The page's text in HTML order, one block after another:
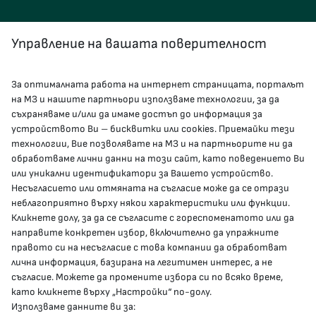
КОНТАКТИ
гр.София, 1000, пл. „Света Неделя“ №5
delovodstvo@mh.government.bg
presscenter@mh.government.bg
МЗ В СОЦИАЛНИТЕ МРЕЖИ
Facebook страница
Instragram профил
Управление на вашата поверителност
За оптималната работа на интернет страницата, порталът
на МЗ и нашите партньори използваме технологии, за да
съхраняваме и/или да имаме достъп до информация за
устройството Ви – бисквитки или cookies. Приемайки тези
технологии, Вие позволявате на МЗ и на партньорите ни да
обработваме лични данни на този сайт, като поведението Ви
или уникални идентификатори за Вашето устройство.
Несъгласието или отмяната на съгласие може да се отрази
неблагоприятно върху някои характеристики или функции.
Кликнете долу, за да се съгласите с гореспоменатото или да
направите конкретен избор, включително да упражните
правото си на несъгласие с това компании да обработват
лична информация, базирана на легитимен интерес, а не
съгласие. Можете да промените избора си по всяко време,
като кликнете върху „Настройки“ по-долу.
Използваме данните ви за: